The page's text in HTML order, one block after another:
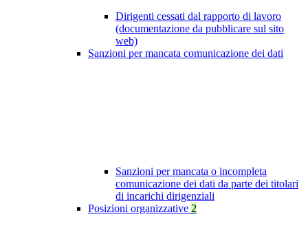
Dirigenti cessati dal rapporto di lavoro
(documentazione da pubblicare sul sito
web)
Sanzioni per mancata comunicazione dei dati
Sanzioni per mancata o incompleta
comunicazione dei dati da parte dei titolari
di incarichi dirigenziali
Posizioni organizzative 2